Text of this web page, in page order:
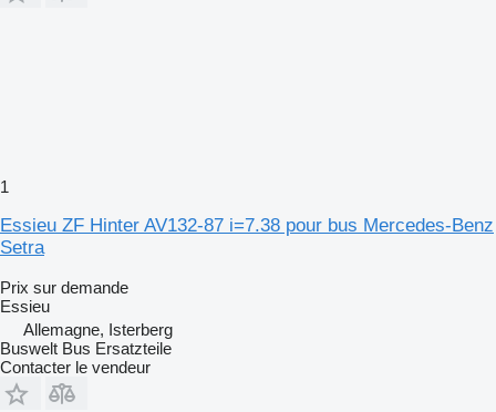
1
Essieu ZF Hinter AV132-87 i=7.38 pour bus Mercedes-Benz
Setra
Prix sur demande
Essieu
Allemagne, Isterberg
Buswelt Bus Ersatzteile
Contacter le vendeur